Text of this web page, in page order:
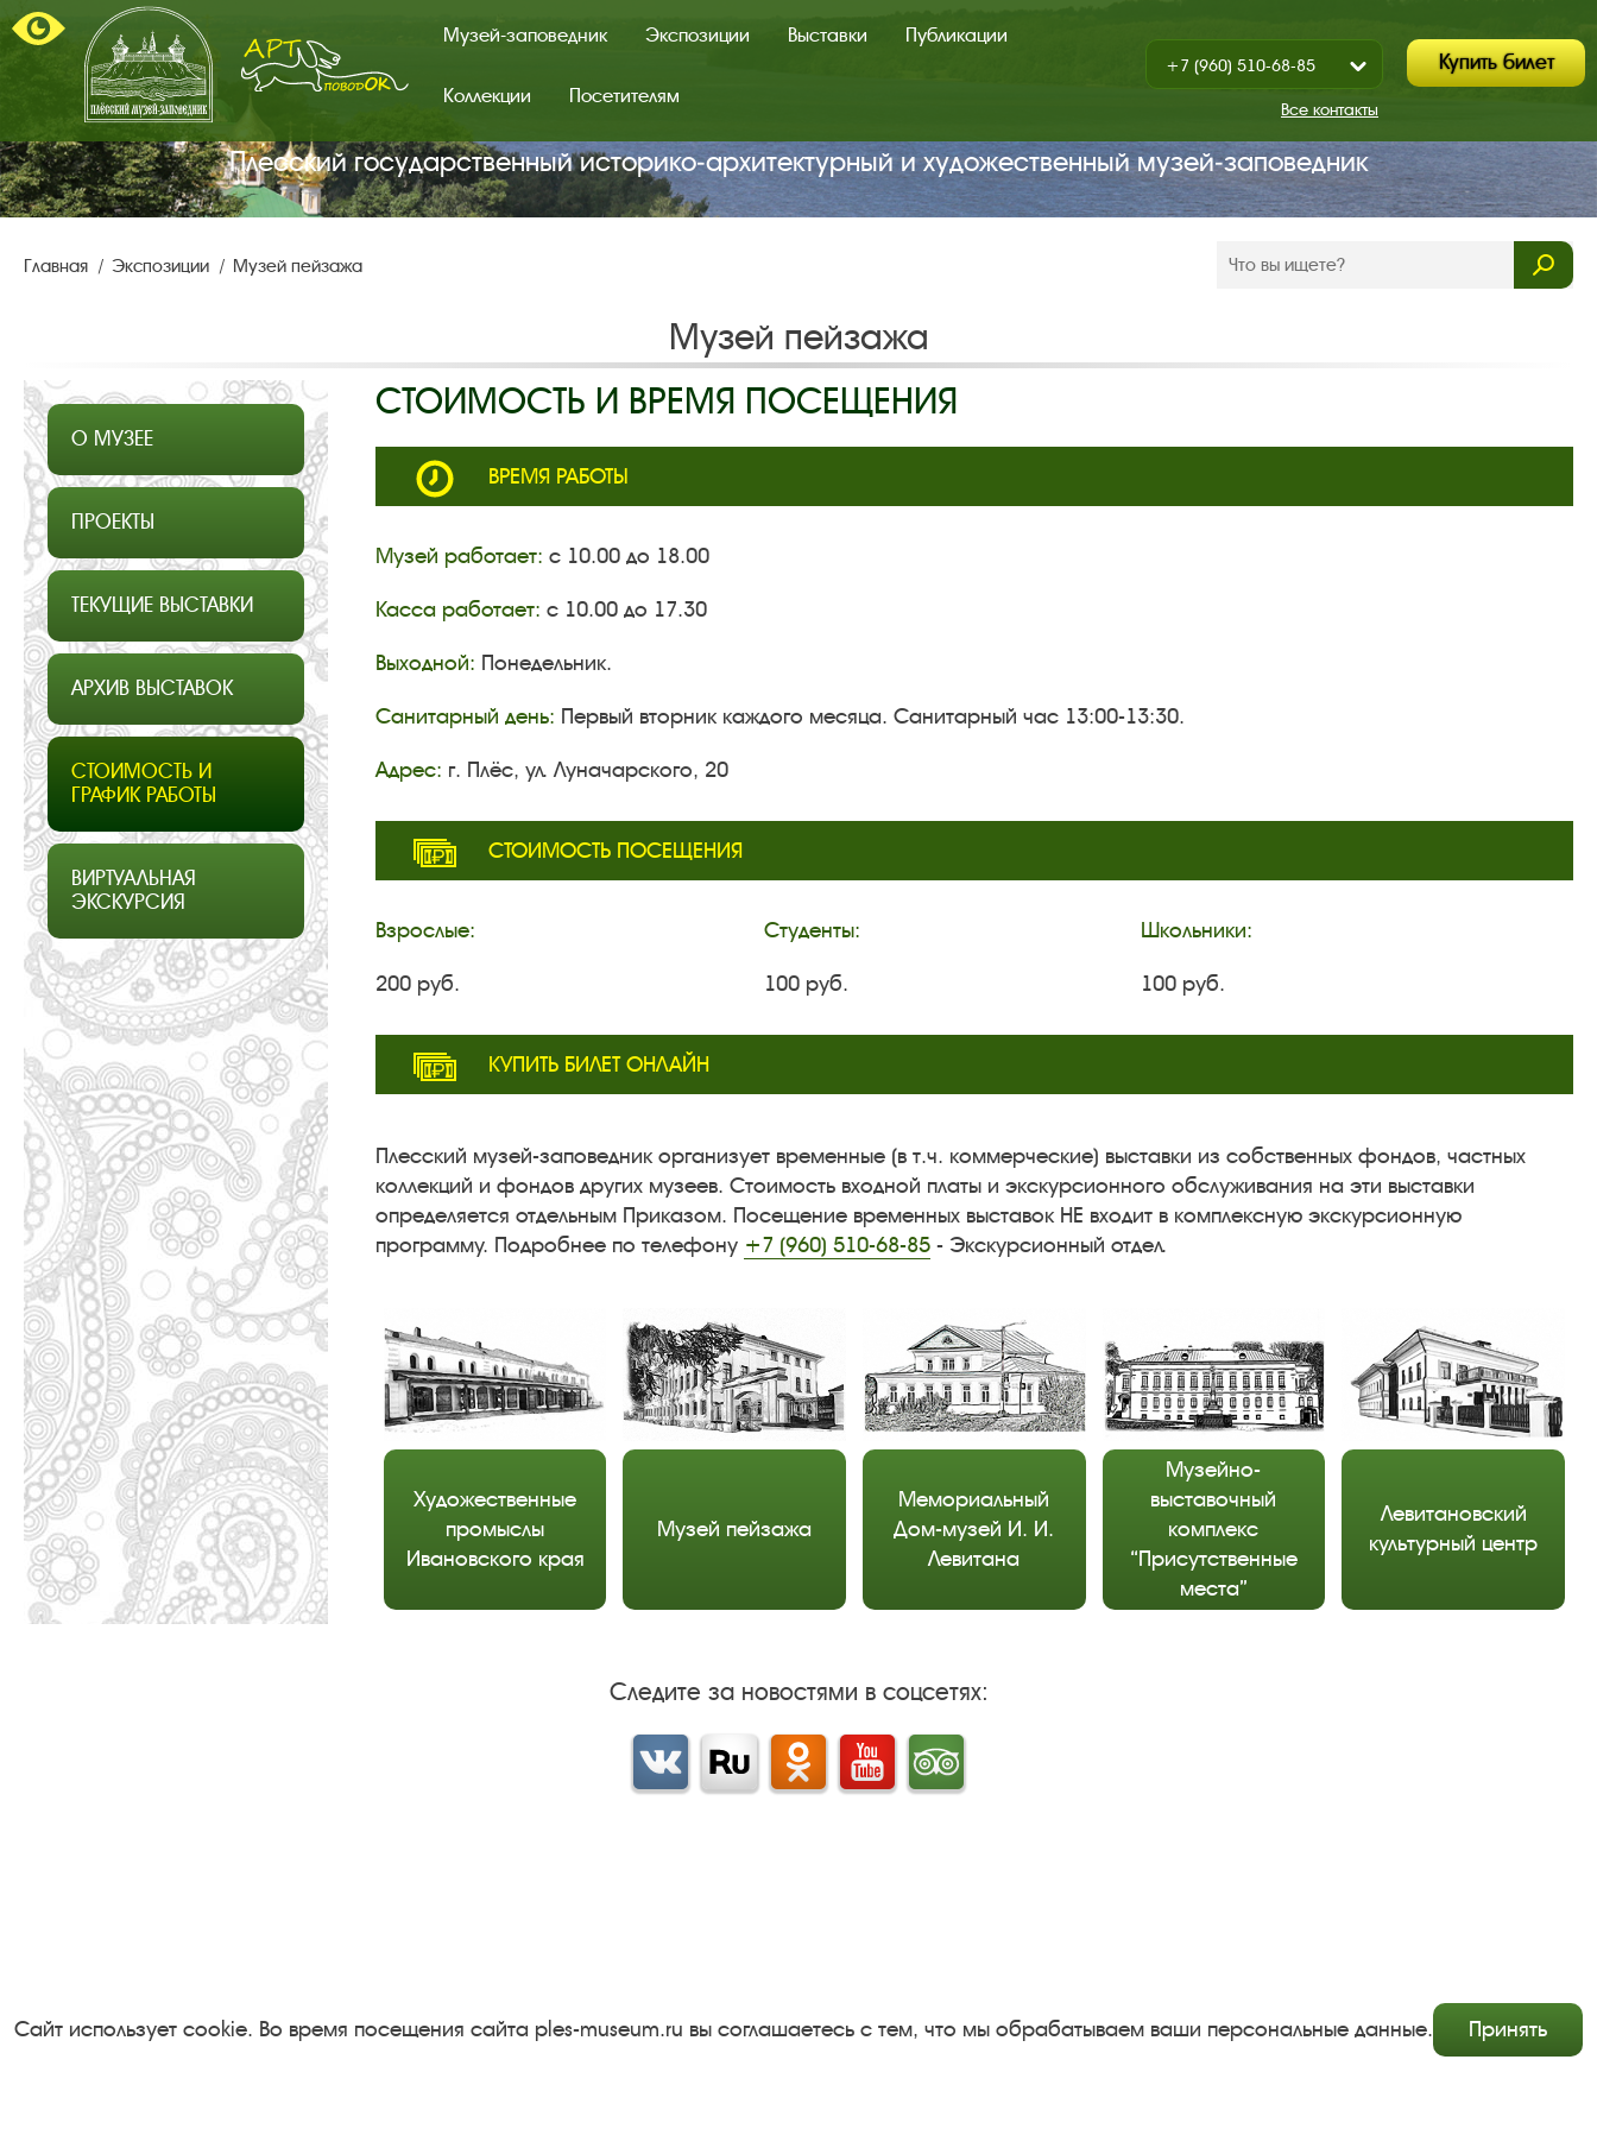
Главная
страница.
поводок.
Музей-заповедник Экспозиции Выставки Публикации
Коллекции Посетителям
Показать
/
Закрыть
+7 (960) 510-68-85
+7 (930) 347-67-70Все контакты
Купить билет
Плесский государственный историко‑архитектурный и художественный музей‑заповедник
Главная Экспозиции Музей пейзажа
Музей пейзажа
О МУЗЕЕ
ПРОЕКТЫ
ТЕКУЩИЕ ВЫСТАВКИ
АРХИВ ВЫСТАВОК
СТОИМОСТЬ И
ГРАФИК РАБОТЫ
ВИРТУАЛЬНАЯ
ЭКСКУРСИЯ
СТОИМОСТЬ И ВРЕМЯ ПОСЕЩЕНИЯ
ВРЕМЯ РАБОТЫ
Музей работает: с 10.00 до 18.00
Касса работает: с 10.00 до 17.30
Выходной: Понедельник.
Санитарный день: Первый вторник каждого месяца. Санитарный час 13:00-13:30.
Адрес: г. Плёс, ул. Луначарского, 20
СТОИМОСТЬ ПОСЕЩЕНИЯ
Взрослые: Студенты: Школьники:
200 руб. 100 руб. 100 руб.
КУПИТЬ БИЛЕТ ОНЛАЙН
Плесский музей-заповедник организует временные (в т.ч. коммерческие) выставки из собственных фондов, частных
коллекций и фондов других музеев. Стоимость входной платы и экскурсионного обслуживания на эти выставки
определяется отдельным Приказом. Посещение временных выставок НЕ входит в комплексную экскурсионную
программу. Подробнее по телефону +7 (960) 510-68-85- Экскурсионный отдел.
Художественные
промыслы
Ивановского края
Музей пейзажа
Мемориальный
Дом-музей И. И.
Левитана
Музейно-
выставочный
комплекс
“Присутственные
места”
Левитановский
культурный центр
Следите за новостями в соцсетях:
Вконтактеrutube Одноклассники
YouTubeТрипадвизор
Рекомендации по правилам
личной безопасности
деятельность
Адрес: Плес, Соборная гора, 1. Тел.: +7 (49339) 4-34-90
Сайт использует cookie. Во время посещения сайта ples-museum.ru вы соглашаетесь с тем, что мы обрабатываем ваши персональные данные. Принять